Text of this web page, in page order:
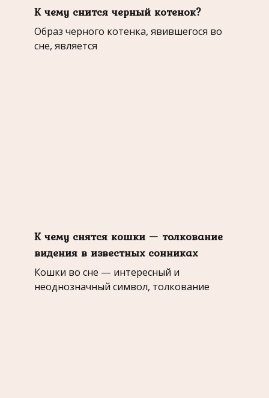
К чему снится черный котенок?
Образ черного котенка, явившегося во
сне, является
К чему снятся кошки — толкование
видения в известных сонниках
Кошки во сне — интересный и
неоднозначный символ, толкование